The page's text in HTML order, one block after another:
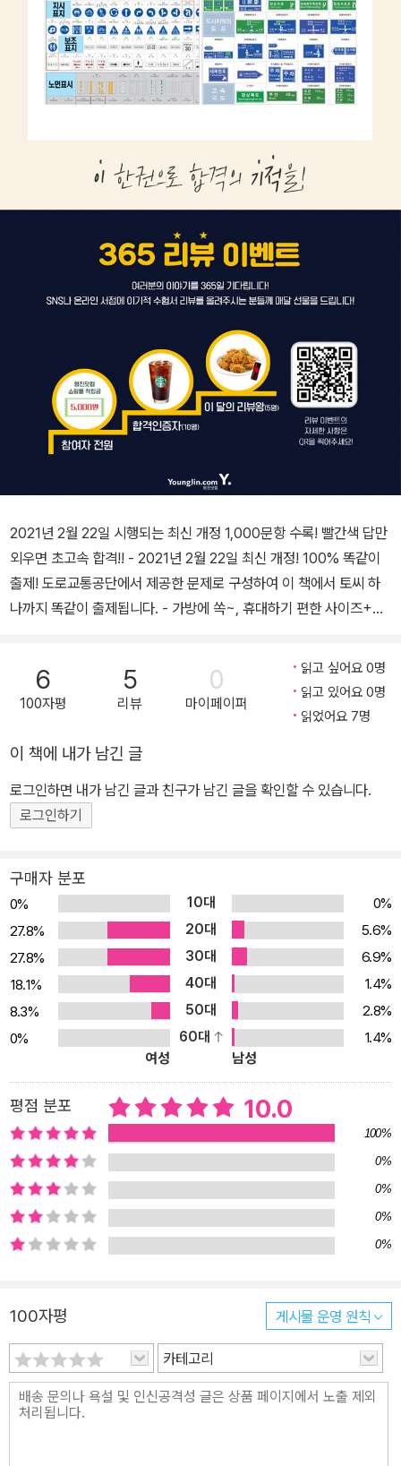
2021년 2월 22일 시행되는 최신 개정 1,000문항 수록! 빨간색 답만
외우면 초고속 합격!! - 2021년 2월 22일 최신 개정! 100% 똑같이
출제! 도로교통공단에서 제공한 문제로 구성하여 이 책에서 토씨 하
나까지 똑같이 출제됩니다. - 가방에 쏙~, 휴대하기 편한 사이즈+두
한 색감으로 제작되었습니다. 버스, 전철, 도서관, 카페, 학교 어디서
든 쉽게 휴대하여 보실 수 있습니다. - 빨간색 정답 강조로 빠른 암기
색칠된 정답을 확인하며 쉽게 문제를 외우실 수 있습니다. 부록으로
어 드립니다. - 동영상 문제, QR코드 시청 또는 홈페이지 다운로드
배점이 높은 동영상 문제를 간편하게 모바일 QR코드 촬영으로 시청
하실 수 있습니다. 또한 PC이용자는 이기적 홈페이지에서 다운로드
시청도 가능합니다. - 현명한 독자들을 위한 영진닷컴 수험생 여러분
공부하다 안 풀리는 문제나 혼자 해결하지 못하는 문제는 언제든지
영진닷컴이 도와드립니다.
6
100자평
5
리뷰
0
마이페이퍼
읽고 싶어요 0명
읽고 있어요 0명
읽었어요 7명
이 책에 내가 남긴 글
로그인하면 내가 남긴 글과 친구가 남긴 글을 확인할 수 있습니다.
로그인하기
구매자 분포
0% 10대
0%
27.8%
20대
5.6%
27.8%
30대
6.9%
18.1%
40대
1.4%
8.3%
50대
2.8%
0%
60대
1.4%
여성
남성
평점 분포 10.0
100%
0%
0%
0%
0%
100자평 게시물 운영 원칙
카테고리